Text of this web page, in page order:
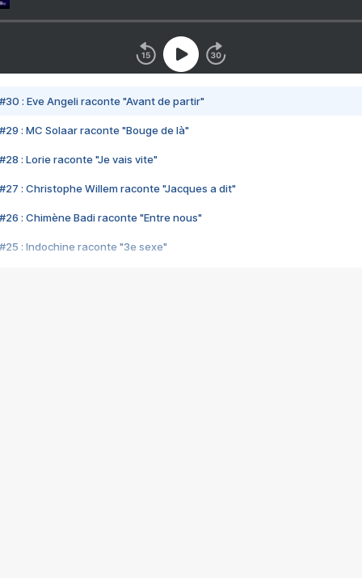
#30 : Eve Angeli raconte "Avant de partir"
#29 : MC Solaar raconte "Bouge de là"
#28 : Lorie raconte "Je vais vite"
#27 : Christophe Willem raconte "Jacques a dit"
#26 : Chimène Badi raconte "Entre nous"
#25 : Indochine raconte "3e sexe"